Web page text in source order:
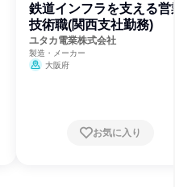
鉄道インフラを支える営
技術職(関西支社勤務)
ユタカ電業株式会社
製造・メーカー
大阪府
お気に入り